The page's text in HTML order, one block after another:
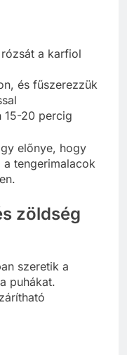
a karfiol
és fűszerezzük
15-20 percig
előnye, hogy
tengerimalacok
zöldség
szeretik a
puhákat.